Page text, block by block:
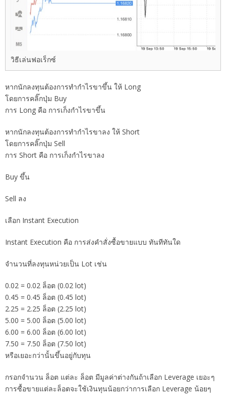
วิธีเล่นฟอเร็กซ์
หากนักลงทุนต้องการทำกำไรขาขึ้น ให้ Long
โดยการคลิ๊กปุ่ม Buy
การ Long คือ การเก็งกำไรขาขึ้น
หากนักลงทุนต้องการทำกำไรขาลง ให้ Short
โดยการคลิ๊กปุ่ม Sell
การ Short คือ การเก็งกำไรขาลง
Buy ขึ้น
Sell ลง
เลือก Instant Execution
Instant Execution คือ การส่งคำสั่งซื้อขายแบบ ทันทีทันใด
จำนวนที่ลงทุนหน่วยเป็น Lot เช่น
0.02 = 0.02 ล็อต (0.02 lot)
0.45 = 0.45 ล็อต (0.45 lot)
2.25 = 2.25 ล็อต (2.25 lot)
5.00 = 5.00 ล็อต (5.00 lot)
6.00 = 6.00 ล็อต (6.00 lot)
7.50 = 7.50 ล็อต (7.50 lot)
หรือเยอะกว่านั้นขึ้นอยู่กับทุน
กรอกจำนวน ล็อต แต่ละ ล็อต มีมูลค่าต่างกันถ้าเลือก Leverage เยอะๆ
การซื้อขายแต่ละล็อตจะใช้เงินทุนน้อยกว่าการเลือก Leverage น้อยๆ